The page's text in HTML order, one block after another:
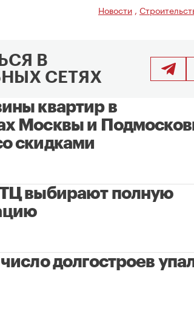
Новости ,
В
СЕТЯХ
квартир в
Москвы и
скидками
выбирают полную
долгостроев